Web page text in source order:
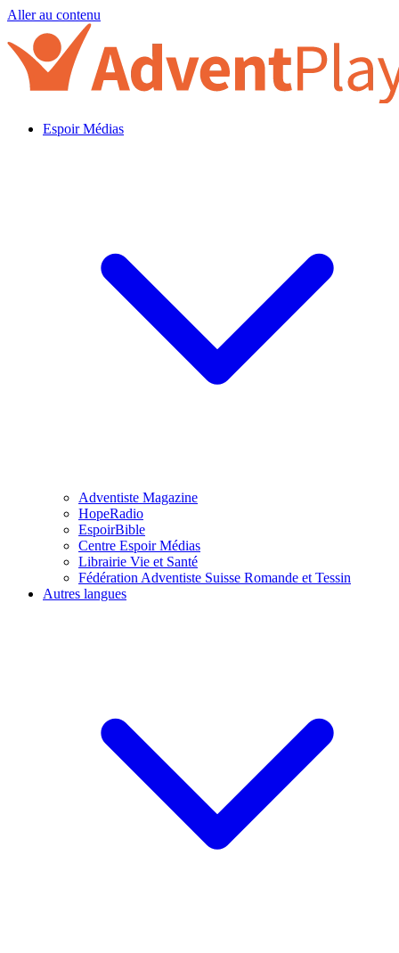
Aller au contenu
Espoir Médias
Adventiste Magazine
HopeRadio
EspoirBible
Centre Espoir Médias
Librairie Vie et Santé
Fédération Adventiste Suisse Romande et Tessin
Autres langues